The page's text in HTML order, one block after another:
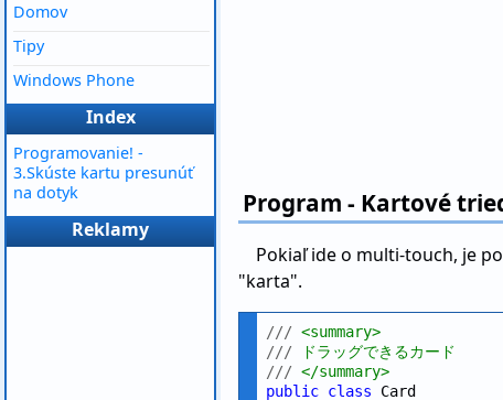
Program - Kartové
Pokiaľ ide o multi-touch, je
"karta".
/// <summary>
/// ドラッグできるカード
/// </summary>
public class Card
Domov
Tipy
Windows Phone
Index
Programovanie! -
3.Skúste kartu presunúť
na dotyk
Reklamy